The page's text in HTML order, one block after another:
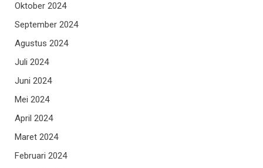
Oktober 2024
September 2024
Agustus 2024
Juli 2024
Juni 2024
Mei 2024
April 2024
Maret 2024
Februari 2024